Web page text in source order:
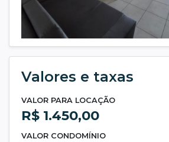
Valores e taxas
VALOR PARA LOCAÇÃO
R$ 1.450,00
VALOR CONDOMÍNIO